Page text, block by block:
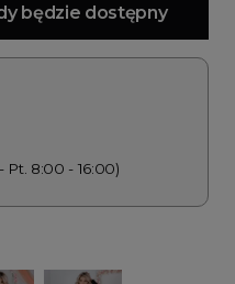
będzie dostępny
Pt. 8:00 - 16:00)